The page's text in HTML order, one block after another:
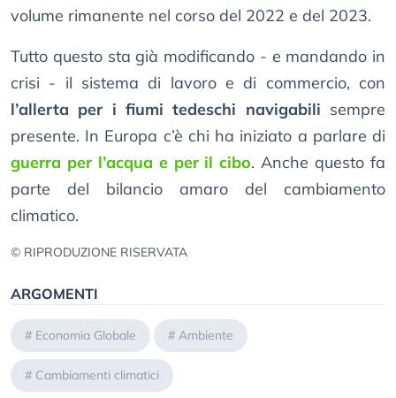
volume rimanente nel corso del 2022 e del 2023.
Tutto questo sta già modificando - e mandando in
crisi - il sistema di lavoro e di commercio, con
l’allerta per i fiumi tedeschi navigabili sempre
presente. In Europa c’è chi ha iniziato a parlare di
guerra per l’acqua e per il cibo. Anche questo fa
parte del bilancio amaro del cambiamento
climatico.
© RIPRODUZIONE RISERVATA
ARGOMENTI
# Economia Globale # Ambiente
# Cambiamenti climatici